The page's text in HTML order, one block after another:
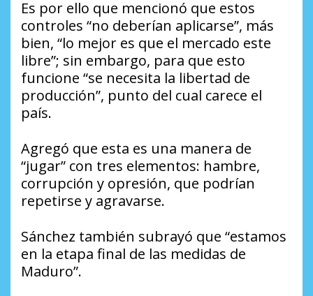
Es por ello que mencionó que estos
controles “no deberían aplicarse”, más
bien, “lo mejor es que el mercado este
libre”; sin embargo, para que esto
funcione “se necesita la libertad de
producción”, punto del cual carece el
país.
Agregó que esta es una manera de
“jugar” con tres elementos: hambre,
corrupción y opresión, que podrían
repetirse y agravarse.
Sánchez también subrayó que “estamos
en la etapa final de las medidas de
Maduro”.